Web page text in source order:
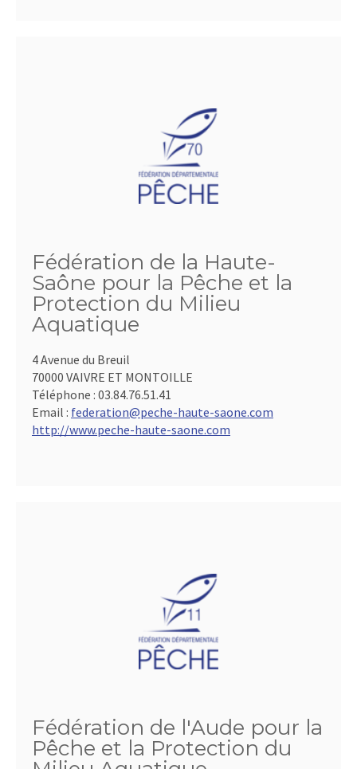
Fédération de la Haute-
Saône pour la Pêche et la
Protection du Milieu
Aquatique
4 Avenue du Breuil
70000 VAIVRE ET MONTOILLE
Téléphone : 03.84.76.51.41
Email : federation@peche-haute-saone.com
http://www.peche-haute-saone.com
Fédération de l'Aude pour la
Pêche et la Protection du